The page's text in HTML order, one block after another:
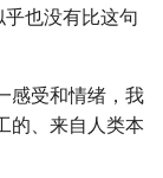
乎也没有比这句
感受和情绪，我
的、来自人类本